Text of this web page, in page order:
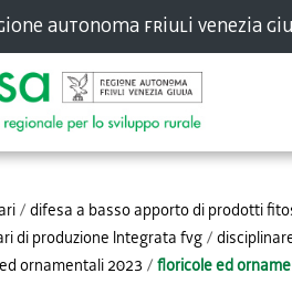
autonoma Friuli Venezia
/ difesa a basso apporto di prodotti
di produzione lntegrata fvg /
ornamentali 2023 / floricole ed